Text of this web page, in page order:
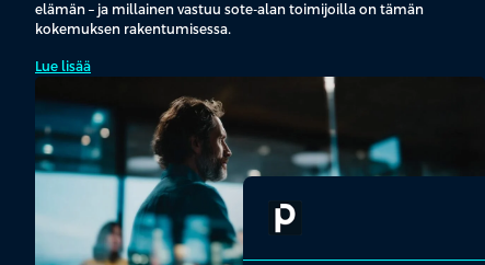
elämän – ja millainen vastuu sote-alan toimijoilla on tämän
kokemuksen rakentumisessa.
Lue lisää